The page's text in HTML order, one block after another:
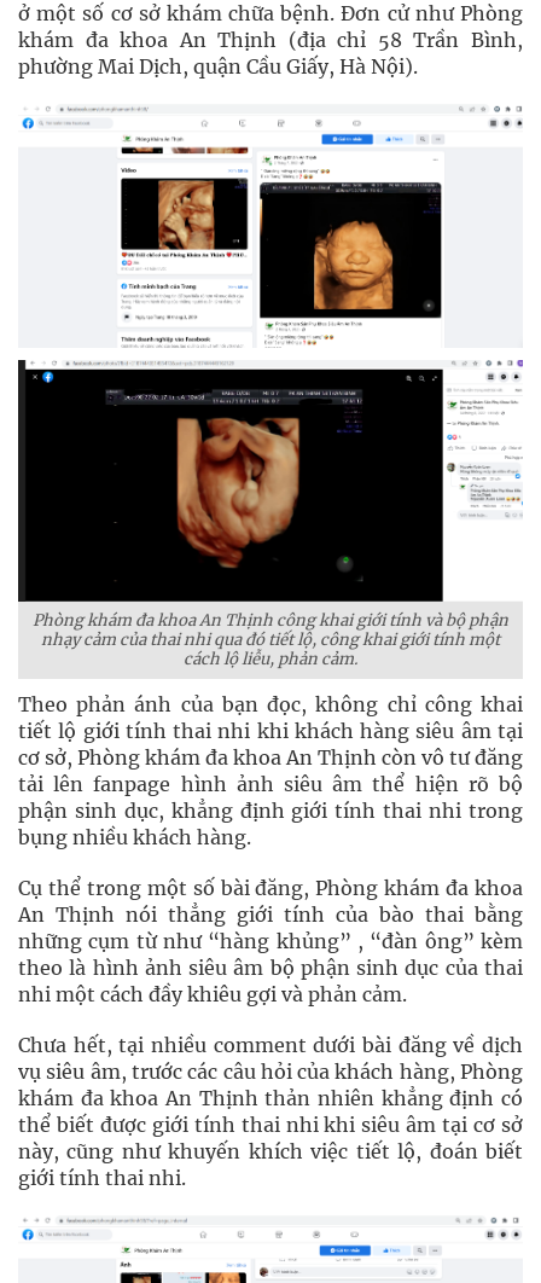
ở một số cơ sở khám chữa bệnh. Đơn cử như Phòng
khám đa khoa An Thịnh (địa chỉ 58 Trần Bình,
phường Mai Dịch, quận Cầu Giấy, Hà Nội).
Phòng khám đa khoa An Thịnh công khai giới tính và bộ phận
nhạy cảm của thai nhi qua đó tiết lộ, công khai giới tính một
cách lộ liễu, phản cảm.
Theo phản ánh của bạn đọc, không chỉ công khai
tiết lộ giới tính thai nhi khi khách hàng siêu âm tại
cơ sở, Phòng khám đa khoa An Thịnh còn vô tư đăng
tải lên fanpage hình ảnh siêu âm thể hiện rõ bộ
phận sinh dục, khẳng định giới tính thai nhi trong
bụng nhiều khách hàng.
Cụ thể trong một số bài đăng, Phòng khám đa khoa
An Thịnh nói thẳng giới tính của bào thai bằng
những cụm từ như “hàng khủng” , “đàn ông” kèm
theo là hình ảnh siêu âm bộ phận sinh dục của thai
nhi một cách đầy khiêu gợi và phản cảm.
Chưa hết, tại nhiều comment dưới bài đăng về dịch
vụ siêu âm, trước các câu hỏi của khách hàng, Phòng
khám đa khoa An Thịnh thản nhiên khẳng định có
thể biết được giới tính thai nhi khi siêu âm tại cơ sở
này, cũng như khuyến khích việc tiết lộ, đoán biết
giới tính thai nhi.